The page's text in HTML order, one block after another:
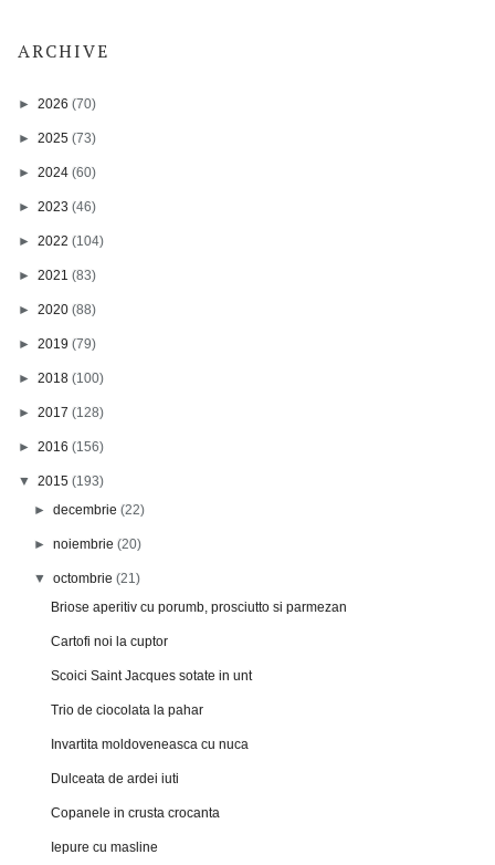
ARCHIVE
► 2026 (70)
► 2025 (73)
► 2024 (60)
► 2023 (46)
► 2022 (104)
► 2021 (83)
► 2020 (88)
► 2019 (79)
► 2018 (100)
► 2017 (128)
► 2016 (156)
▼ 2015 (193)
►decembrie(22)
►noiembrie(20)
▼octombrie(21)
Briose aperitiv cu porumb, prosciutto si parmezan
Cartofi noi la cuptor
Scoici Saint Jacques sotate in unt
Trio de ciocolata la pahar
Invartita moldoveneasca cu nuca
Dulceata de ardei iuti
Copanele in crusta crocanta
Iepure cu masline